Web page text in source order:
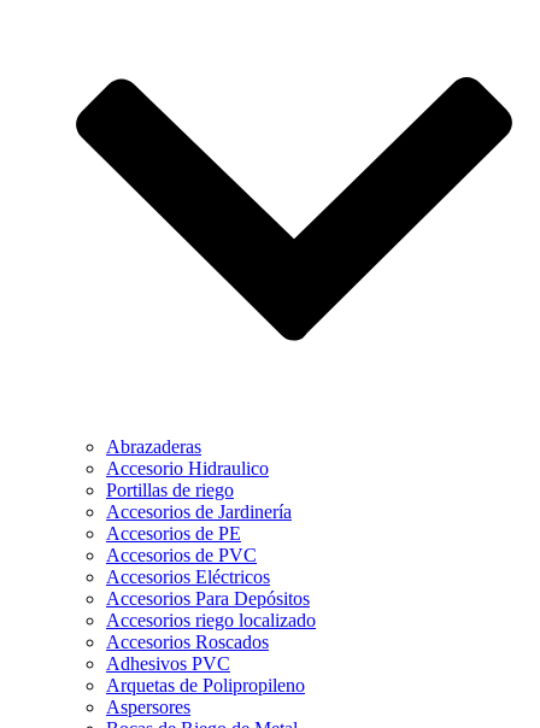
Abrazaderas
Accesorio Hidraulico
Portillas de riego
Accesorios de Jardinería
Accesorios de PE
Accesorios de PVC
Accesorios Eléctricos
Accesorios Para Depósitos
Accesorios riego localizado
Accesorios Roscados
Adhesivos PVC
Arquetas de Polipropileno
Aspersores